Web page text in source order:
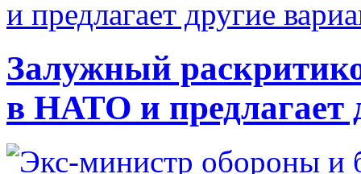
Залужный
в НАТО и предлагает